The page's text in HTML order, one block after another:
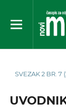
SVEZAK 2 BR. 7